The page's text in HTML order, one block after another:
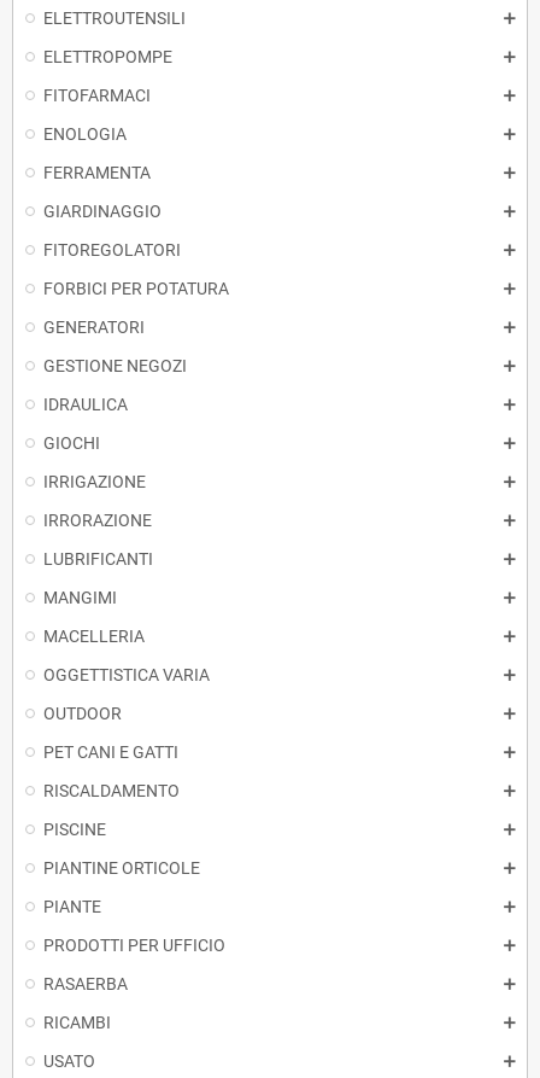
ELETTROUTENSILI
ELETTROPOMPE
FITOFARMACI
ENOLOGIA
FERRAMENTA
GIARDINAGGIO
FITOREGOLATORI
FORBICI PER POTATURA
GENERATORI
GESTIONE NEGOZI
IDRAULICA
GIOCHI
IRRIGAZIONE
IRRORAZIONE
LUBRIFICANTI
MANGIMI
MACELLERIA
OGGETTISTICA VARIA
OUTDOOR
PET CANI E GATTI
RISCALDAMENTO
PISCINE
PIANTINE ORTICOLE
PIANTE
PRODOTTI PER UFFICIO
RASAERBA
RICAMBI
USATO